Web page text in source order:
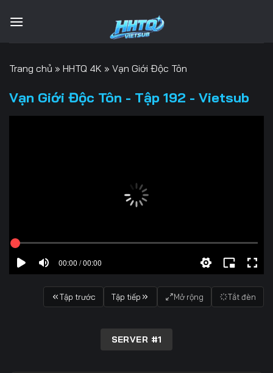
qua
Trang chủ » HHTQ 4K » Vạn Giới Độc Tôn
Vạn Giới Độc Tôn - Tập 192 - Vietsub
00:00 / 00:00
Tập trước Tập tiếp Mở rộng Tắt đèn
SERVER #1